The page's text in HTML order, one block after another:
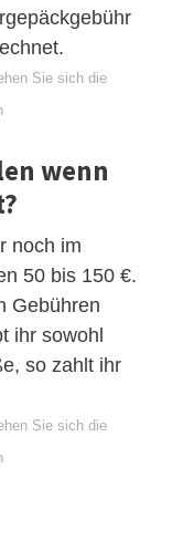
Sie sich die
wenn
noch im
50 bis 150 €.
Gebühren
ihr sowohl
so zahlt ihr
Sie sich die